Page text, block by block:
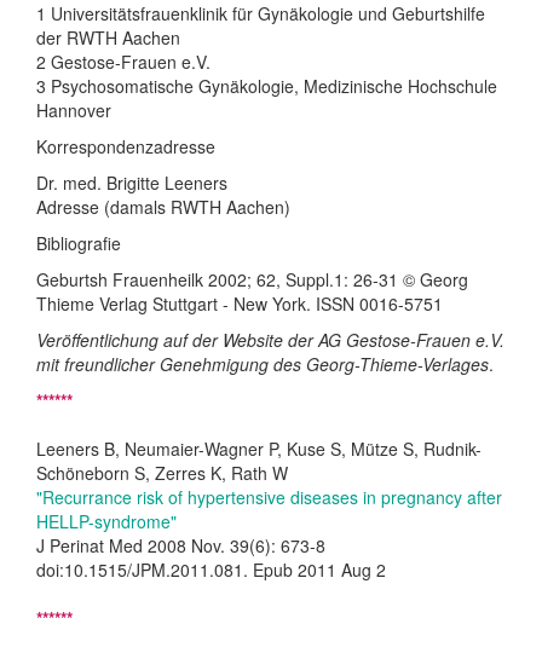
1 Universitätsfrauenklinik für Gynäkologie und Geburtshilfe
der RWTH Aachen
2 Gestose-Frauen e.V.
3 Psychosomatische Gynäkologie, Medizinische Hochschule
Hannover
Korrespondenzadresse
Dr. med. Brigitte Leeners
Adresse (damals RWTH Aachen)
Bibliografie
Geburtsh Frauenheilk 2002; 62, Suppl.1: 26-31 © Georg
Thieme Verlag Stuttgart - New York. ISSN 0016-5751
Veröffentlichung auf der Website der AG Gestose-Frauen e.V.
mit freundlicher Genehmigung des Georg-Thieme-Verlages.
******
Leeners B, Neumaier-Wagner P, Kuse S, Mütze S, Rudnik-
Schöneborn S, Zerres K, Rath W
"Recurrance risk of hypertensive diseases in pregnancy after
HELLP-syndrome"
J Perinat Med 2008 Nov. 39(6): 673-8
doi:10.1515/JPM.2011.081. Epub 2011 Aug 2
******